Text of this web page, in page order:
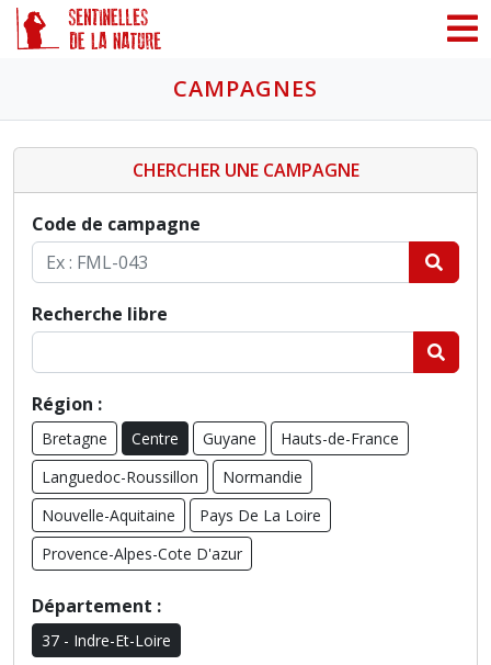
CAMPAGNES
CHERCHER UNE CAMPAGNE
Code de campagne
Recherche libre
Région :
Bretagne Centre Guyane
Hauts-de-France
Languedoc-Roussillon
Normandie
Nouvelle-Aquitaine
Pays De La Loire
Provence-Alpes-Cote D'azur
Département :
37 - Indre-Et-Loire
Panneau de gestion des cookies